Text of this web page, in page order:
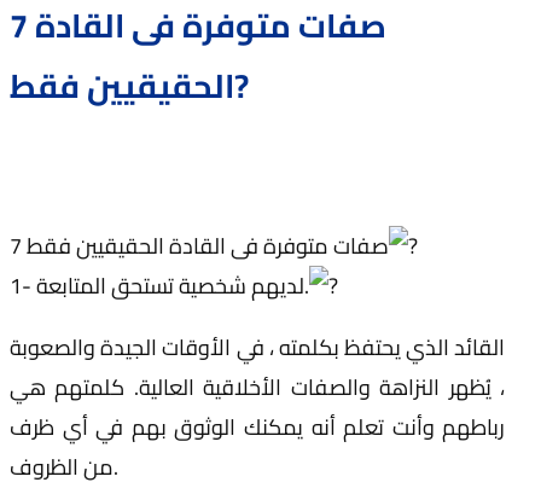
7 صفات متوفرة فى القادة
الحقيقيين فقط?
7 صفات متوفرة فى القادة الحقيقيين فقط
1- لديهم شخصية تستحق المتابعة.
القائد الذي يحتفظ بكلمته ، في الأوقات الجيدة والصعوبة
، يُظهر النزاهة والصفات الأخلاقية العالية. كلمتهم هي
رباطهم وأنت تعلم أنه يمكنك الوثوق بهم في أي ظرف
من الظروف.